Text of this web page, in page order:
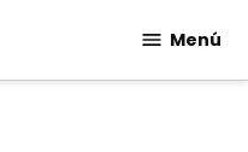
Menú